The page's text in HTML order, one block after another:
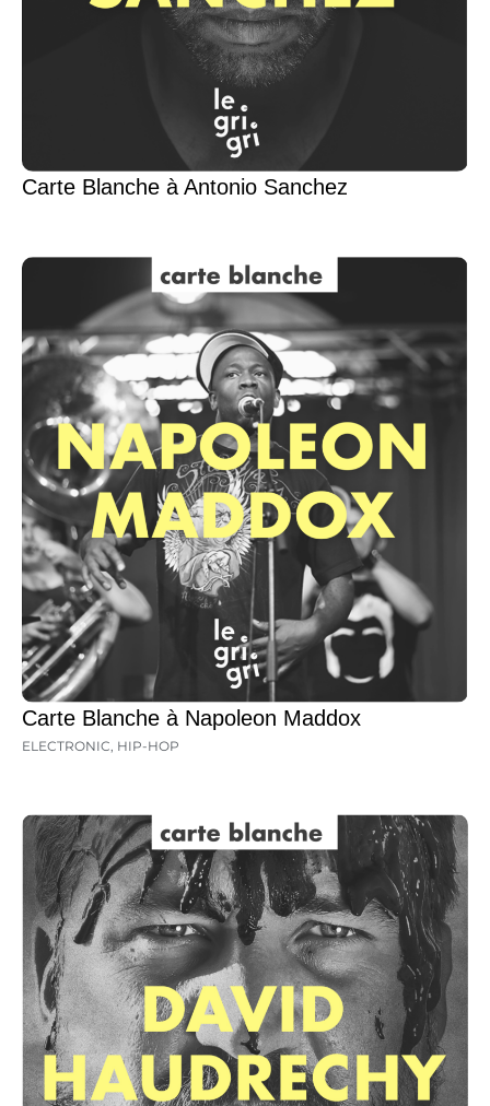
Carte Blanche à Antonio Sanchez
Carte Blanche à Napoleon Maddox
ELECTRONIC, HIP-HOP